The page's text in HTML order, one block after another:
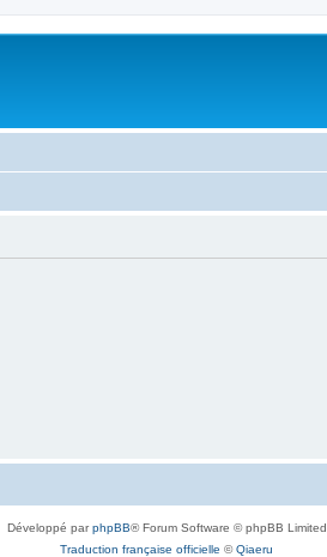
Développé parphpBB® Forum Software © phpBB Limited
Traduction française officielle ©Qiaeru